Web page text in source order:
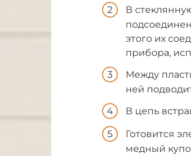
В
этого их
прибора,
Между
ней
В цепь
Готовится
медный